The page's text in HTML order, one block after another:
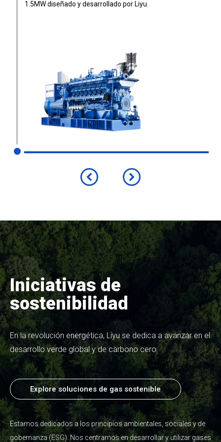
1.5MW diseñado y desarrollado por Liyu.
Iniciativas de
sostenibilidad
En la revolución energética, Liyu se dedica a avanzar en el
desarrollo verde global y de carbono cero.
Explore soluciones de gas sostenible
Estamos dedicados a los principios ambientales, sociales y de
gobernanza (ESG). Nos centramos en desarrollar y utilizar gases